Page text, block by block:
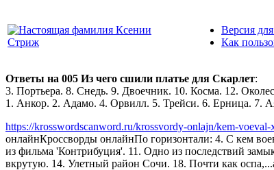
Версия
Как
Ответы на 005 Из чего сшили платье для Скарлет:
3. Портьера. 8. Снедь. 9. Двоечник. 10. Косма. 12.
1. Анкор. 2. Адамо. 4. Орвилл. 5. Трейси. 6. Ерница. 7.
https://krosswordscanword.ru/krossvordy-onlajn/kem-
онлайнКроссворды онлайнПо горизонтали: 4. С кем
из фильма 'Контрибуция'. 11. Одно из последствий
вкрутую. 14. Улетный район Сочи. 18. Почти как оспа,...